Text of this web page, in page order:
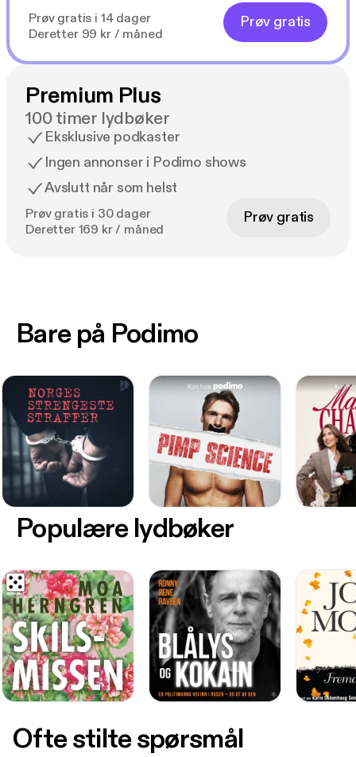
Prøv gratis i 14 dager
Deretter 99 kr / måned
Prøv gratis
Premium Plus
100 timer lydbøker
Eksklusive podkaster
Ingen annonser i Podimo shows
Avslutt når som helst
Prøv gratis i 30 dager
Deretter 169 kr / måned
Prøv gratis
Bare på Podimo
Populære lydbøker
Ofte stilte spørsmål